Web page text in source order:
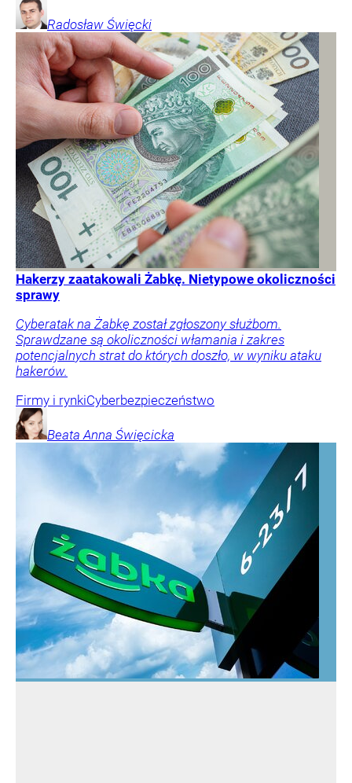
Radosław Święcki
Hakerzy zaatakowali Żabkę. Nietypowe okoliczności
sprawy
Cyberatak na Żabkę został zgłoszony służbom.
Sprawdzane są okoliczności włamania i zakres
potencjalnych strat do których doszło, w wyniku ataku
hakerów.
Firmy i rynkiCyberbezpieczeństwo
Beata Anna Święcicka